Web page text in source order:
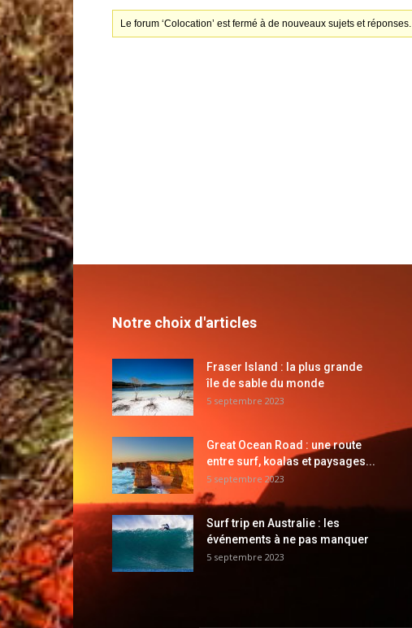
Le forum ‘Colocation’ est fermé à de nouveaux sujets et réponses.
Notre choix d'articles
Fraser Island : la plus grande
île de sable du monde
5 septembre 2023
Great Ocean Road : une route
entre surf, koalas et paysages...
5 septembre 2023
Surf trip en Australie : les
événements à ne pas manquer
5 septembre 2023